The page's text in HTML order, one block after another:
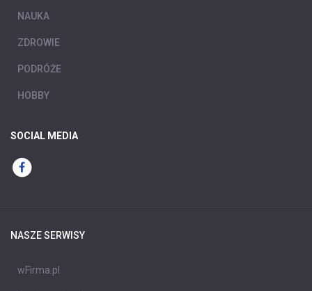
NAUKA
ZDROWIE
PODRÓŻE
HOBBY
SOCIAL MEDIA
NASZE SERWISY
wFirma.pl